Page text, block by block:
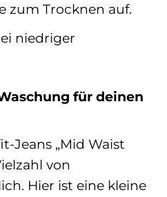
zum Trocknen auf.
niedriger
für deinen
Jeans „Mid Waist
von
Hier ist eine kleine